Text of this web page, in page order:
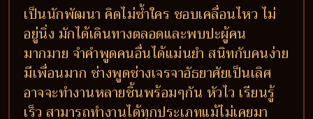
เป็นนักพัฒนา คิดไม่ซ้ำใคร ชอบเคลื่อนไหว ไม่
อยู่นิ่ง มักได้เดินทางตลอดและพบปะผู้คน
มากมาย จำคำพูดคนอื่นได้แม่นยำ สนิทกับคนง่าย
มีเพื่อนมาก ช่างพูดช่างเจรจาอัธยาศัยเป็นเลิศ
อาจจะทำงานหลายชิ้นพร้อมๆกัน หัวไว เรียนรู้
เร็ว สามารถทำงานได้ทุกประเภทแม้ไม่เคยมา